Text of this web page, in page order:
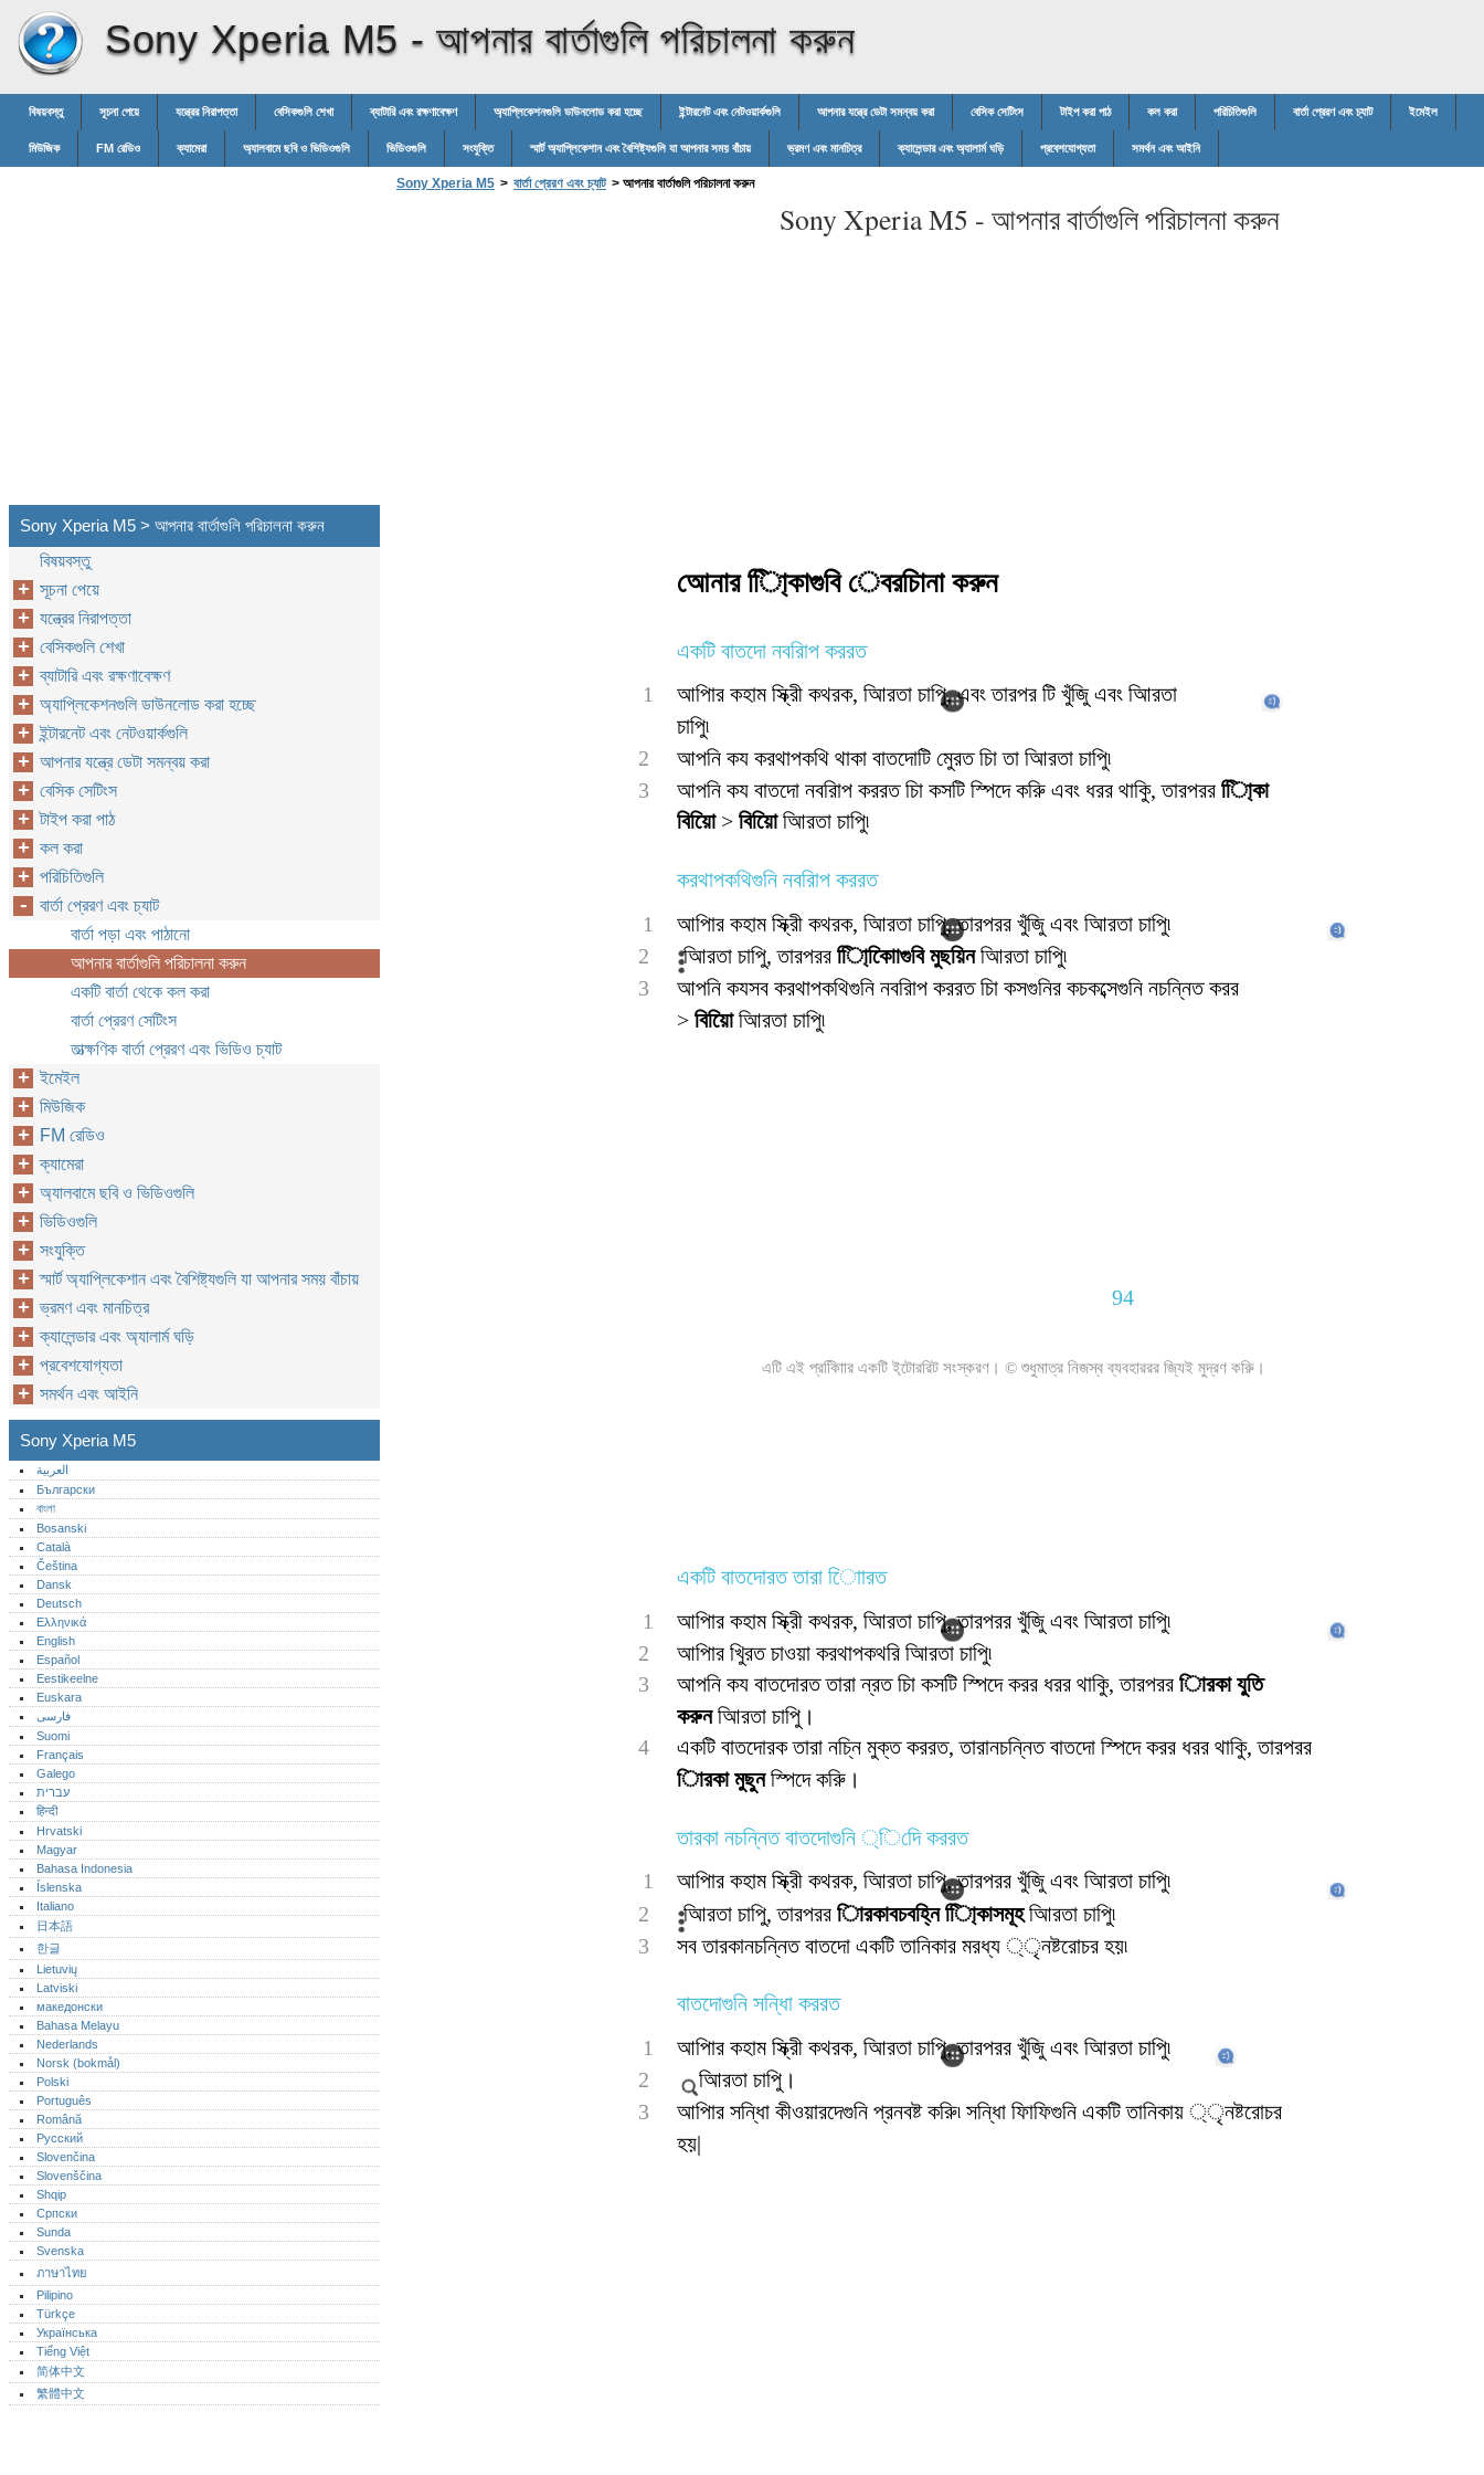
Sony Xperia M5 -আপনার বার্তাগুলি পরিচালনা করুন
বিষয়বস্তু সূচনা পেয়ে যন্ত্রের নিরাপত্তা বেসিকগুলি শেখা ব্যাটারি এবং রক্ষণাবেক্ষণ অ্যাপ্লিকেশনগুলি ডাউনলোড করা হচ্ছে ইন্টারনেট এবং নেটওয়ার্কগুলি আপনার যন্ত্রে ডেটা সমন্বয় করা বেসিক সেটিংস টাইপ করা পাঠ কল করা পরিচিতিগুলি বার্তা প্রেরণ এবং চ্যাট ইমেইল
মিউজিক FM রেডিও ক্যামেরা অ্যালবামে ছবি ও ভিডিওগুলি ভিডিওগুলি সংযুক্তি স্মার্ট অ্যাপ্লিকেশান এবং বৈশিষ্ট্যগুলি যা আপনার সময় বাঁচায় ভ্রমণ এবং মানচিত্র ক্যালেন্ডার এবং অ্যালার্ম ঘড়ি প্রবেশযোগ্যতা সমর্থন এবং আইনি
Sony Xperia M5 > বার্তা প্রেরণ এবং চ্যাট > আপনার বার্তাগুলি পরিচালনা করুন
Sony Xperia M5 - আপনার বার্তাগুলি পরিচালনা করুন
আেনার িাি্কাগুবি েবরচািনা করুন
একটি বাতদো নবরিাপ কররত
1
আপিার কহাম স্ক্রীি কথরক, আিরতা চাপুি, এবং তারপর টি খুঁজুি এবং আিরতা
চাপুি৷
2
আপনি কয করথাপকথি থাকা বাতদোটি মুেরত চাি তা আিরতা চাপুি৷
3
আপনি কয বাতদো নবরিাপ কররত চাি কসটি স্পিদে করুি এবং ধরর থাকুি, তারপরর িাি্কা
বিয়িাে> বিয়িােআিরতা চাপুি৷
করথাপকথিগুনি নবরিাপ কররত
1
আপিার কহাম স্ক্রীি কথরক, আিরতা চাপুি, তারপরর খুঁজুি এবং আিরতা চাপুি৷
2
আিরতা চাপুি, তারপরর িাি্কািােগুবি মুছয়িনআিরতা চাপুি৷
3
আপনি কযসব করথাপকথিগুনি নবরিাপ কররত চাি কসগুনির কচকব্সেগুনি নচন্নিত করর
> বিয়িােআিরতা চাপুি৷
94
এটি এই প্রকািিার একটি ই্টোররিট সংস্করণ। © শুধুমাত্র নিজস্ব ব্যবহাররর জি্যই মুদ্রণ করুি।
একটি বাতদোরত তারা িাোরত
1
আপিার কহাম স্ক্রীি কথরক, আিরতা চাপুি, তারপরর খুঁজুি এবং আিরতা চাপুি৷
2
আপিার খুিরত চাওয়া করথাপকথরি আিরতা চাপুি৷
3
আপনি কয বাতদোরত তারা ন্রত চাি কসটি স্পিদে করর ধরর থাকুি, তারপরর িারকা যু্তি
করুনআিরতা চাপুি।
4
একটি বাতদোরক তারা নচ্নি মুক্ত কররত, তারানচন্নিত বাতদো স্পিদে করর ধরর থাকুি, তারপরর
িারকা মুছুনস্পিদে করুি।
তারকা নচন্নিত বাতদোগুনি ্িদেি কররত
1
আপিার কহাম স্ক্রীি কথরক, আিরতা চাপুি, তারপরর খুঁজুি এবং আিরতা চাপুি৷
2
আিরতা চাপুি, তারপরর িারকাবচবহ্নি িাি্কাসমূহআিরতা চাপুি৷
3
সব তারকানচন্নিত বাতদো একটি তানিকার মরধ্য ্ৃনষ্টরোচর হয়৷
বাতদোগুনি সন্ধাি কররত
1
আপিার কহাম স্ক্রীি কথরক, আিরতা চাপুি, তারপরর খুঁজুি এবং আিরতা চাপুি৷
2
আিরতা চাপুি।
3
আপিার সন্ধাি কীওয়ারদেগুনি প্রনবষ্ট করুি৷ সন্ধাি ফািফিগুনি একটি তানিকায় ্ৃনষ্টরোচর
হয়|
Sony Xperia M5 > আপনার বার্তাগুলি পরিচালনা করুন
বিষয়বস্তু
সূচনা পেয়ে
যন্ত্রের নিরাপত্তা
বেসিকগুলি শেখা
ব্যাটারি এবং রক্ষণাবেক্ষণ
অ্যাপ্লিকেশনগুলি ডাউনলোড করা হচ্ছে
ইন্টারনেট এবং নেটওয়ার্কগুলি
আপনার যন্ত্রে ডেটা সমন্বয় করা
বেসিক সেটিংস
টাইপ করা পাঠ
কল করা
পরিচিতিগুলি
বার্তা প্রেরণ এবং চ্যাট
বার্তা পড়া এবং পাঠানো
আপনার বার্তাগুলি পরিচালনা করুন
একটি বার্তা থেকে কল করা
বার্তা প্রেরণ সেটিংস
তাত্ক্ষণিক বার্তা প্রেরণ এবং ভিডিও চ্যাট
ইমেইল
মিউজিক
FM রেডিও
ক্যামেরা
অ্যালবামে ছবি ও ভিডিওগুলি
ভিডিওগুলি
সংযুক্তি
স্মার্ট অ্যাপ্লিকেশান এবং বৈশিষ্ট্যগুলি যা আপনার সময় বাঁচায়
ভ্রমণ এবং মানচিত্র
ক্যালেন্ডার এবং অ্যালার্ম ঘড়ি
প্রবেশযোগ্যতা
সমর্থন এবং আইনি
Sony Xperia M5
العربية
Български
বাংলা
Bosanski
Català
Čeština
Dansk
Deutsch
Ελληνικά
English
Español
Eestikeelne
Euskara
فارسی
Suomi
Français
Galego
עברית
हिन्दी
Hrvatski
Magyar
Bahasa Indonesia
Íslenska
Italiano
日本語
한글
Lietuvių
Latviski
македонски
Bahasa Melayu
Nederlands
Norsk (bokmål)‎
Polski
Português‎
Română
Русский
Slovenčina
Slovenščina
Shqip
Српски
Sunda
Svenska
ภาษาไทย
Pilipino
Türkçe
Українська
Tiếng Việt
简体中文
繁體中文